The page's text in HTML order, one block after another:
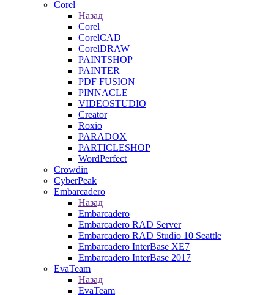
Corel
Назад
Corel
CorelCAD
CorelDRAW
PAINTSHOP
PAINTER
PDF FUSION
PINNACLE
VIDEOSTUDIO
Creator
Roxio
PARADOX
PARTICLESHOP
WordPerfect
Crowdin
CyberPeak
Embarcadero
Назад
Embarcadero
Embarcadero RAD Server
Embarcadero RAD Studio 10 Seattle
Embarcadero InterBase XE7
Embarcadero InterBase 2017
EvaTeam
Назад
EvaTeam